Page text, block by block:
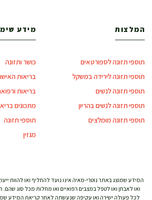
המלצות
תוספי תזונה לספורטאים
תוספי תזונה לירידה במשקל
תוספי תזונה לנשים
תוספי תזונה לנשים בהריון
תוספי תזונה מומלצים
מידע
כושר ותזונה
בריאות
בריאות
מתכונים
תוספי תזונה
מגזין
המידע שמוצג באתר נוטרי-מאיה אינו נועד להחליף ואו להוות
ואו לאבחן ואו לטפל במצבים רפואיים ואו מחלות מכל סוג שהם.
לכל פעולה ישירה ואו עקיפה שנעשתה לאחר קריאת המידע